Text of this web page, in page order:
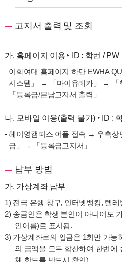
고지서 출력 및 조회
가. 홈페이지 이용 ‣ ID : 학번 / PW
이화여대 홈페이지 하단 EWHA
시스템」 → 「마이유레카」 →
「등록금/분납고지서 출력」
나. 모바일 이용(출력 불가) ‣ ID :
헤이영캠퍼스 어플 접속 → 우측
금」→ 「등록금고지서」
납부 방법
가. 가상계좌 납부
1) 전국 은행 창구, 인터넷뱅킹, 텔
2) 송금인은 학생 본인이 아니어도
인이름)로 표시됨.
3) 가상계좌로의 입금은 1회만 가능
의 금액을 모두 합산하여 한번에
체 한도를 반드시 확인)